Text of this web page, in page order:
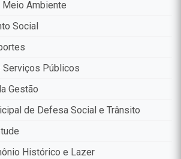
Meio Ambiente
Social
Serviços Públicos
Gestão
de Defesa Social e Trânsito
Histórico e Lazer